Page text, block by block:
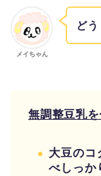
メイちゃん
ど
無調整豆乳
大豆のコ
べしっか